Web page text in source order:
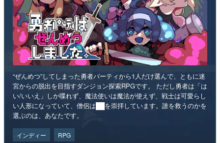
“ぜんめつ”してしまった勇者パーティから1人だけ選んで、ともに迷
宮からの脱出を目指すダンジョン探索RPGです。 ただし勇者は「は
い/いいえ」しか喋れず、魔法使いは魔法が使えず、戦士は可愛らし
い人形になっていて、僧侶は██を崇拝しています。誰を救うのかを
選ぶのは、あなたです。
インディー RPG